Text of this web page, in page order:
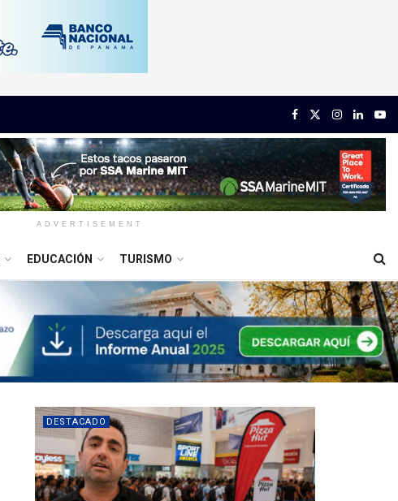
ADVERTISEMENT
EDUCACIÓN TURISMO
DESTACADO